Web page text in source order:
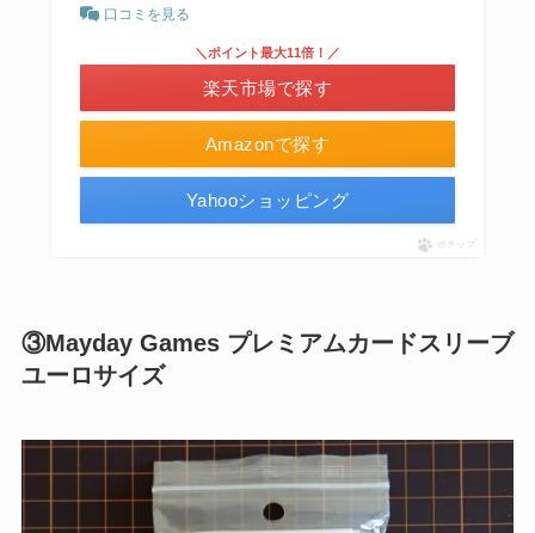
口コミを見る
Amazonで探す
＼ポイント最大11倍！／
楽天市場で探す
Yahooショッピング
ポチップ
③Mayday Games プレミアムカードスリーブ
ユーロサイズ